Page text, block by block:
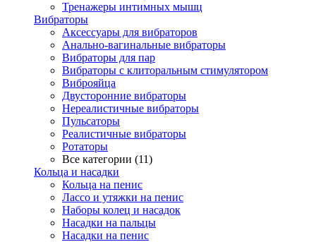
Тренажеры интимных мышц
Вибраторы
Аксессуары для вибраторов
Анально-вагинальные вибраторы
Вибраторы для пар
Вибраторы с клиторальным стимулятором
Виброяйца
Двусторонние вибраторы
Нереалистичные вибраторы
Пульсаторы
Реалистичные вибраторы
Ротаторы
Все категории (11)
Кольца и насадки
Кольца на пенис
Лассо и утяжки на пенис
Наборы колец и насадок
Насадки на пальцы
Насадки на пенис